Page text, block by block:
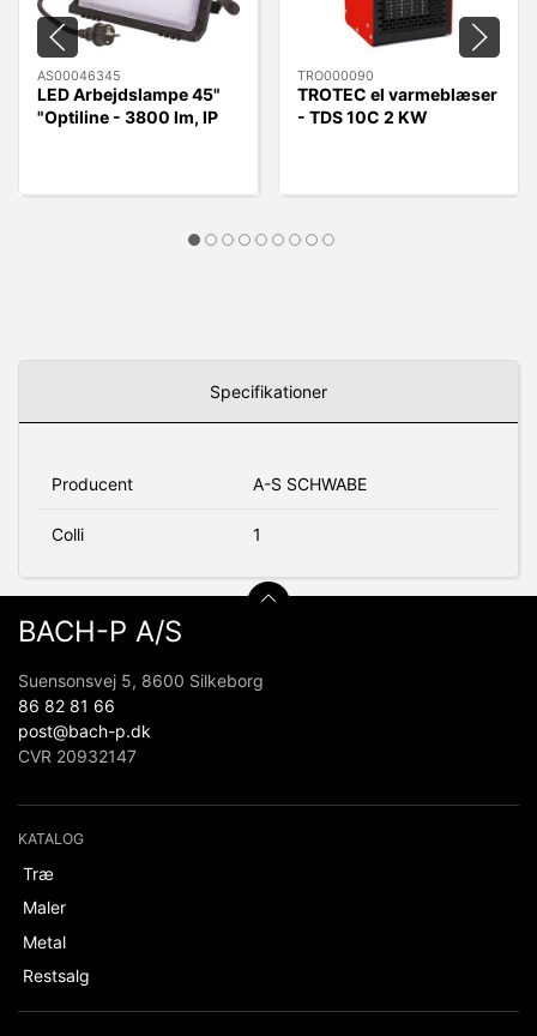
AS00046345
LED Arbejdslampe 45"
"Optiline - 3800 lm, IP
TRO000090
TROTEC el varmeblæser
- TDS 10C 2 KW
Specifikationer
Producent A-S SCHWABE
Colli 1
BACH-P A/S
Suensonsvej 5, 8600 Silkeborg
86 82 81 66
post@bach-p.dk
CVR 20932147
KATALOG
Træ
Maler
Metal
Restsalg